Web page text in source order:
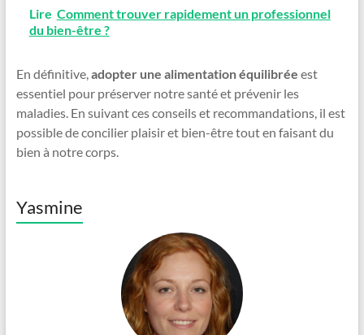
Lire Comment trouver rapidement un professionnel
du bien-être ?
En définitive,adopter une alimentation équilibrée est
essentiel pour préserver notre santé et prévenir les
maladies. En suivant ces conseils et recommandations, il est
possible de concilier plaisir et bien-être tout en faisant du
bien à notre corps.
Yasmine